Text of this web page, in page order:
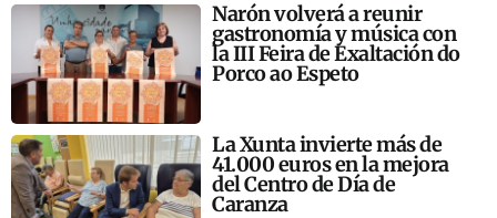
Narón volverá a reunir
gastronomía y música con
la III Feira de Exaltación do
Porco ao Espeto
La Xunta invierte más de
41.000 euros en la mejora
del Centro de Día de
Caranza